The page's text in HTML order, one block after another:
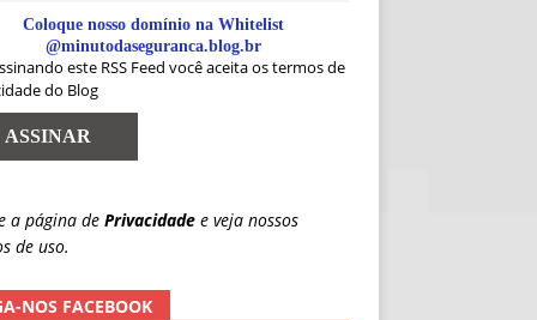
Coloque nosso domínio na Whitelist
@minutodaseguranca.blog.br
este RSS Feed você aceita os termos de
do Blog
a página de Privacidade e veja nossos
de uso.
NOS FACEBOOK